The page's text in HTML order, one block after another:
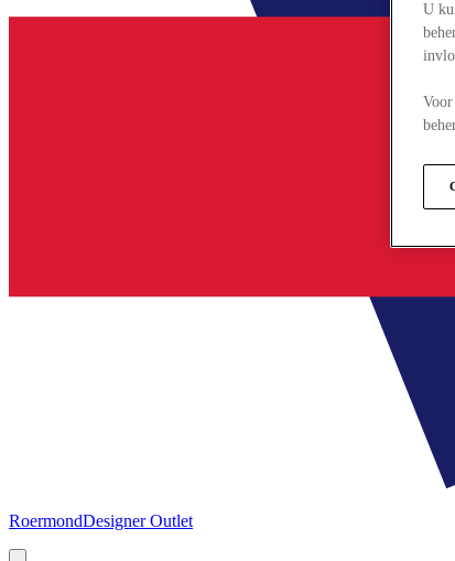
RoermondDesigner Outlet
U